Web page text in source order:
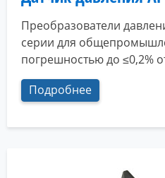
Преобразователи
серии для
погрешностью до ≤0,2%
Подробнее